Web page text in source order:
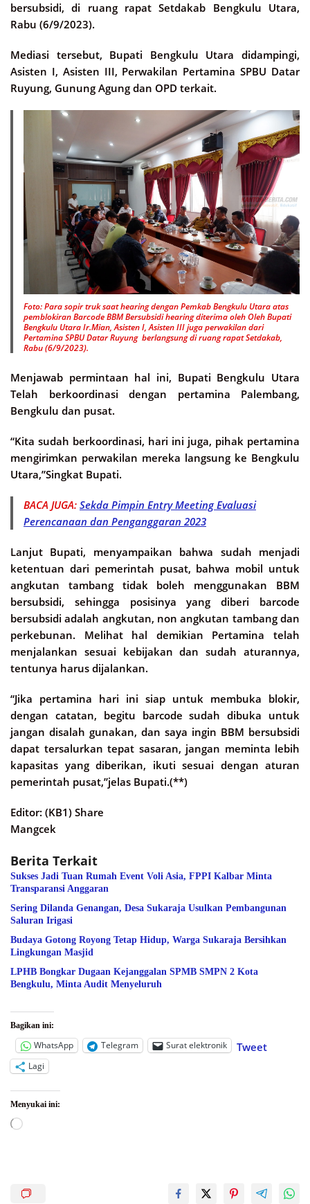
bersubsidi, di ruang rapat Setdakab Bengkulu Utara,
Rabu (6/9/2023).
Mediasi tersebut, Bupati Bengkulu Utara didampingi,
Asisten I, Asisten III, Perwakilan Pertamina SPBU Datar
Ruyung, Gunung Agung dan OPD terkait.
Foto: Para sopir truk saat hearing dengan Pemkab Bengkulu Utara atas
pemblokiran Barcode BBM Bersubsidi hearing diterima oleh Oleh Bupati
Bengkulu Utara Ir.Mian, Asisten I, Asisten III juga perwakilan dari
Pertamina SPBU Datar Ruyung berlangsung di ruang rapat Setdakab,
Rabu (6/9/2023).
Menjawab permintaan hal ini, Bupati Bengkulu Utara
Telah berkoordinasi dengan pertamina Palembang,
Bengkulu dan pusat.
“Kita sudah berkoordinasi, hari ini juga, pihak pertamina
mengirimkan perwakilan mereka langsung ke Bengkulu
Utara,”Singkat Bupati.
BACA JUGA: Sekda Pimpin Entry Meeting Evaluasi
Perencanaan dan Penganggaran 2023
Lanjut Bupati, menyampaikan bahwa sudah menjadi
ketentuan dari pemerintah pusat, bahwa mobil untuk
angkutan tambang tidak boleh menggunakan BBM
bersubsidi, sehingga posisinya yang diberi barcode
bersubsidi adalah angkutan, non angkutan tambang dan
perkebunan. Melihat hal demikian Pertamina telah
menjalankan sesuai kebijakan dan sudah aturannya,
tentunya harus dijalankan.
“Jika pertamina hari ini siap untuk membuka blokir,
dengan catatan, begitu barcode sudah dibuka untuk
jangan disalah gunakan, dan saya ingin BBM bersubsidi
dapat tersalurkan tepat sasaran, jangan meminta lebih
kapasitas yang diberikan, ikuti sesuai dengan aturan
pemerintah pusat,”jelas Bupati.(**)
Editor: (KB1) Share
Mangcek
Berita Terkait
Sukses Jadi Tuan Rumah Event Voli Asia, FPPI Kalbar Minta
Transparansi Anggaran
Sering Dilanda Genangan, Desa Sukaraja Usulkan Pembangunan
Saluran Irigasi
Budaya Gotong Royong Tetap Hidup, Warga Sukaraja Bersihkan
Lingkungan Masjid
LPHB Bongkar Dugaan Kejanggalan SPMB SMPN 2 Kota
Bengkulu, Minta Audit Menyeluruh
Bagikan ini:
WhatsApp Telegram Surat elektronik Tweet
Lagi
Menyukai ini:
Memuat...